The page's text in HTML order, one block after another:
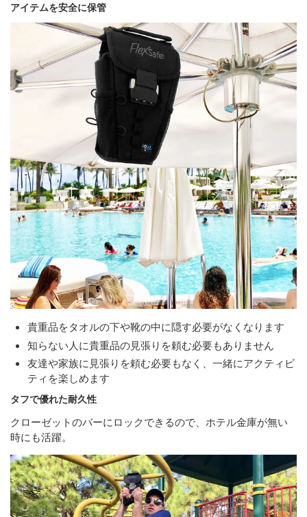
アイテムを安全に保管
貴重品をタオルの下や靴の中に隠す必要がなくなります
知らない人に貴重品の見張りを頼む必要もありません
友達や家族に見張りを頼む必要もなく、一緒にアクティビ
ティを楽しめます
タフで優れた耐久性
クローゼットのバーにロックできるので、ホテル金庫が無い
時にも活躍。